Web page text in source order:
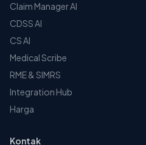
Claim Manager AI
CDSS AI
CS AI
Medical Scribe
RME & SIMRS
Integration Hub
Harga
Kontak